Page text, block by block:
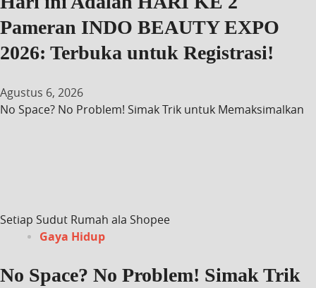
Pameran INDO BEAUTY EXPO
2026: Terbuka untuk Registrasi!
Agustus 6, 2026
No Space? No Problem! Simak Trik untuk Memaksimalkan
Setiap Sudut Rumah ala Shopee
Gaya Hidup
No Space? No Problem! Simak Trik